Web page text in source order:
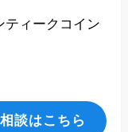
ティークコイン
談はこちら